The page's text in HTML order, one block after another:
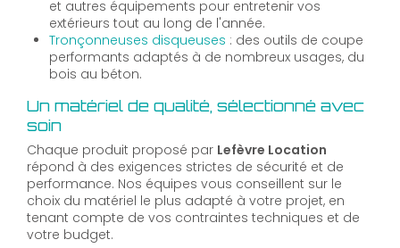
et autres équipements pour entretenir vos
extérieurs tout au long de l'année.
Tronçonneuses disqueuses : des outils de coupe
performants adaptés à de nombreux usages, du
bois au béton.
Un matériel de qualité, sélectionné avec
soin
Chaque produit proposé par Lefèvre Location
répond à des exigences strictes de sécurité et de
performance. Nos équipes vous conseillent sur le
choix du matériel le plus adapté à votre projet, en
tenant compte de vos contraintes techniques et de
votre budget.